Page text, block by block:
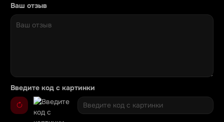
Ваш отзыв
Введите код с картинки